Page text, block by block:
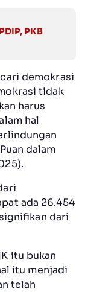
PKB
demokrasi
tidak
harus
hal
dalam
ada 26.454
dari
itu bukan
itu menjadi
telah